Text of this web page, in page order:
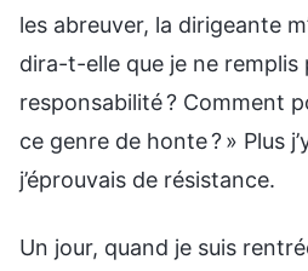
les abreuver, la dirigeante
dira-t-elle que je ne remplis
responsabilité ? Comment
ce genre de honte ? » Plus
j’éprouvais de résistance.
Un jour, quand je suis